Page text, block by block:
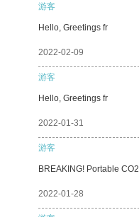
游客
Hello, Greetings fr
2022-02-09
游客
Hello, Greetings fr
2022-01-31
游客
BREAKING! Portable CO2
2022-01-28